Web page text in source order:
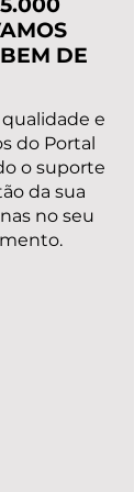
DE
e
do Portal
o suporte
da sua
no seu